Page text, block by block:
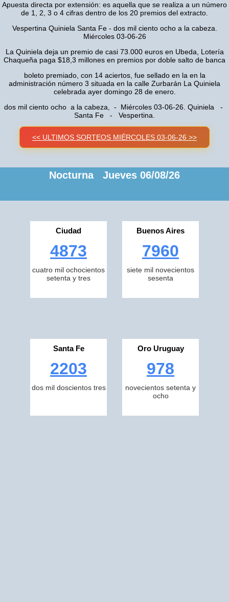
Apuesta directa por extensión: es aquella que se realiza a un número
de 1, 2, 3 o 4 cifras dentro de los 20 premios del extracto.
Vespertina Quiniela Santa Fe - dos mil ciento ocho a la cabeza.
Miércoles 03-06-26
La Quiniela deja un premio de casi 73.000 euros en Ubeda, Lotería
Chaqueña paga $18,3 millones en premios por doble salto de banca
boleto premiado, con 14 aciertos, fue sellado en la en la
administración número 3 situada en la calle Zurbarán La Quiniela
celebrada ayer domingo 28 de enero.
dos mil ciento ocho a la cabeza, - Miércoles 03-06-26. Quiniela -
Santa Fe - Vespertina.
<< ULTIMOS SORTEOS MIÉRCOLES 03-06-26 >>
Nocturna Jueves 06/08/26
Ciudad
4873
cuatro mil ochocientos
setenta y tres
Buenos Aires
7960
siete mil novecientos
sesenta
Santa Fe
2203
dos mil doscientos tres
Oro Uruguay
978
novecientos setenta y
ocho